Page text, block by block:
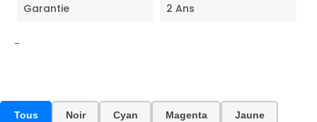
Garantie 2 Ans
-
Tous Noir Cyan Magenta Jaune